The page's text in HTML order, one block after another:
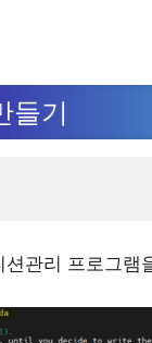
들기
관리 프로그램